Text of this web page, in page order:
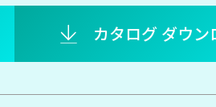
カタログ ダウン